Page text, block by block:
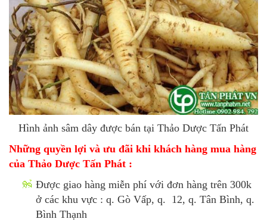
Hình ảnh sâm dây được bán tại Thảo Dược Tấn Phát
Những quyền lợi và ưu đãi khi khách hàng mua hàng
của Thảo Dược Tấn Phát :
Được giao hàng miễn phí với đơn hàng trên 300k
ở các khu vực : q. Gò Vấp, q. 12, q. Tân Bình, q.
Bình Thạnh